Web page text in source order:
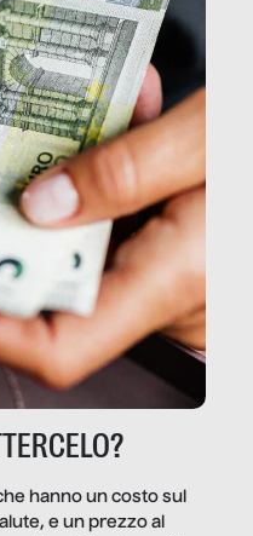
hanno un costo sul
e un prezzo al